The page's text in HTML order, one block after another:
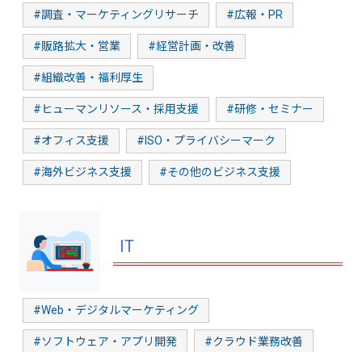
#調査・マーケティングリサーチ #広報・PR
#販路拡大・営業 #経営計画・改善
#組織改善・福利厚生
#ヒューマンリソース・採用支援 #研修・セミナー
#オフィス支援 #ISO・プライバシーマーク
#海外ビジネス支援 #その他のビジネス支援
IT
#Web・デジタルマーケティング
#ソフトウェア・アプリ開発 #クラウド業務改善